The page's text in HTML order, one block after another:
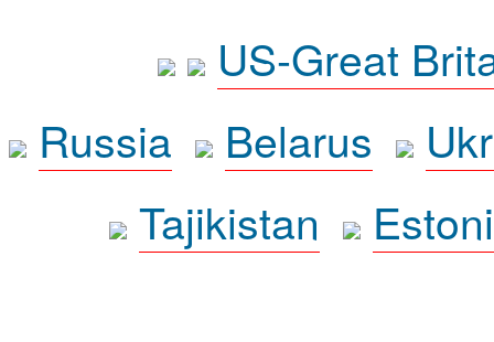
US-Great
Russia
Belarus
Tajikistan